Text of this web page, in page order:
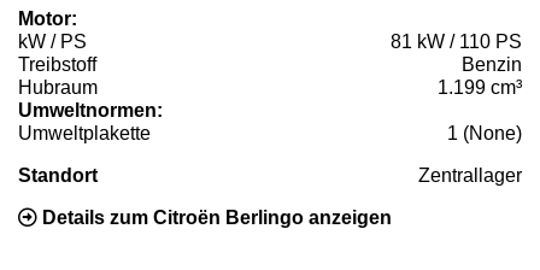
Motor:
kW / PS
81 kW / 110 PS
Treibstoff
Benzin
Hubraum
1.199 cm³
Umweltnormen:
Umweltplakette
1 (None)
Standort Zentrallager
Details zum Citroën Berlingo anzeigen